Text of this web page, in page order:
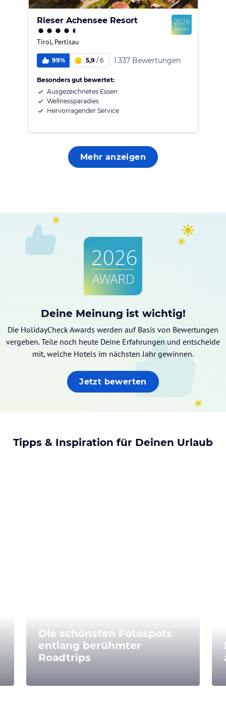
Rieser Achensee Resort
Tirol, Pertisau
99% 5,9/ 6 1.337 Bewertungen
Besonders gut bewertet:
Ausgezeichnetes Essen
Wellnessparadies
Hervorragender Service
Mehr anzeigen
Deine Meinung ist wichtig!
Die HolidayCheck Awards werden auf Basis von Bewertungen
vergeben. Teile noch heute Deine Erfahrungen und entscheide
mit, welche Hotels im nächsten Jahr gewinnen.
Jetzt bewerten
Tipps & Inspiration für Deinen Urlaub
Die schönsten Fotospots
entlang berühmter
Roadtrips